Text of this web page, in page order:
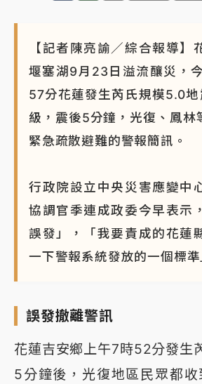
【記者陳亮諭／綜合報導】
堰塞湖9月23日溢流釀災，
57分花蓮發生芮氏規模5.0
級，震後5分鐘，光復、鳳林
緊急疏散避難的警報簡訊。
行政院設立中央災害應變中
協調官季連成政委今早表示
誤發」，「我要責成的花蓮
一下警報系統發放的一個標準
誤發撤離警訊
花蓮吉安鄉上午7時52分發生
5分鐘後，光復地區民眾都